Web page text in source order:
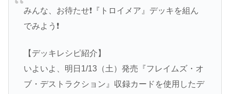
みんな、お待たせ❗️『トロイメア』デッキを組ん
でみよう❗️
【デッキレシピ紹介】
いよいよ、明日1/13（土）発売『フレイムズ・オ
ブ・デストラクション』収録カードを使用したデ